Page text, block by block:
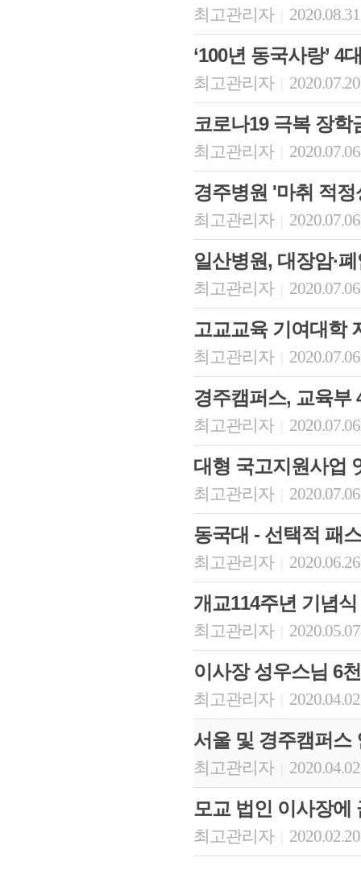
최고관리자
‘100년 동국사랑’ 4
최고관리자
코로나19 극복 장학
최고관리자
경주병원 '마취 적
최고관리자
일산병원, 대장암·
최고관리자
고교교육 기여대학
최고관리자
경주캠퍼스, 교육부
최고관리자
대형 국고지원사업
최고관리자
동국대 - 선택적 패
최고관리자
개교114주년 기념
최고관리자
이사장 성우스님 6
최고관리자
서울 및 경주캠퍼스
최고관리자
모교 법인 이사장에
최고관리자